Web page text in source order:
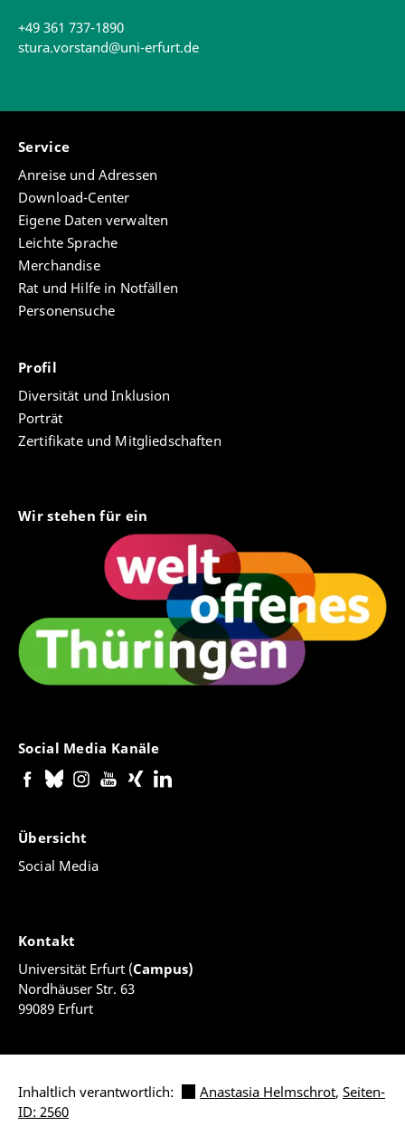
+49 361 737-1890
stura.vorstand@uni-erfurt.de
Service
Anreise und Adressen
Download-Center
Eigene Daten verwalten
Leichte Sprache
Merchandise
Rat und Hilfe in Notfällen
Personensuche
Profil
Diversität und Inklusion
Porträt
Zertifikate und Mitgliedschaften
Wir stehen für ein
Social Media Kanäle
Übersicht
Social Media
Kontakt
Universität Erfurt (Campus)
Nordhäuser Str. 63
99089 Erfurt
Inhaltlich verantwortlich: Anastasia Helmschrot, Seiten-
ID: 2560